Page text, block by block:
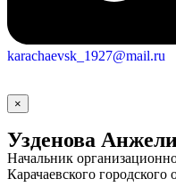
Газета "Минги Тау"
приемная
код кластера
karachaevsk_1927@mail.ru
×
Узденова
Начальник
Карачаевского городского